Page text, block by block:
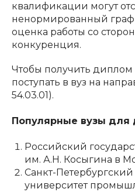
квалификации могут
ненормированный
оценка работы со
конкуренция.
Чтобы получить
поступать в вуз на
54.03.01).
Популярные вузы для
Российский
им. А.Н. Косыгина в
Санкт-
университет